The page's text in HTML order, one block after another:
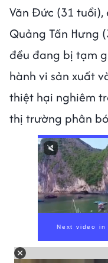
Văn Đức (31
Quảng Tấn Hưng
đều đang bị tạm
hành vi sản xuất
thiệt hại nghiêm
thị trường phân
Next video in